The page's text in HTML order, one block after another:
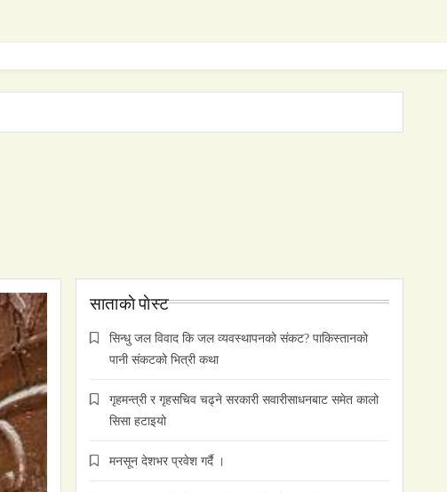
साताकाे पाेस्ट
सिन्धु जल विवाद कि जल व्यवस्थापनको संकट? पाकिस्तानको
पानी संकटको भित्री कथा
गृहमन्त्री र गृहसचिव चढ्ने सरकारी सवारीसाधनबाट समेत कालो
सिसा हटाइयो
मनसून देशभर प्रवेश गर्दै ।